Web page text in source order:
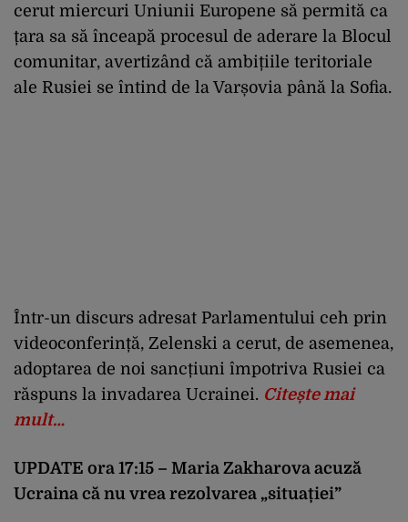
cerut miercuri Uniunii Europene să permită ca
țara sa să înceapă procesul de aderare la Blocul
comunitar, avertizând că ambițiile teritoriale
ale Rusiei se întind de la Varșovia până la Sofia.
Într-un discurs adresat Parlamentului ceh prin
videoconferință, Zelenski a cerut, de asemenea,
adoptarea de noi sancțiuni împotriva Rusiei ca
răspuns la invadarea Ucrainei. Citește mai
mult…
UPDATE ora 17:15 – Maria Zakharova acuză
Ucraina că nu vrea rezolvarea „situației”